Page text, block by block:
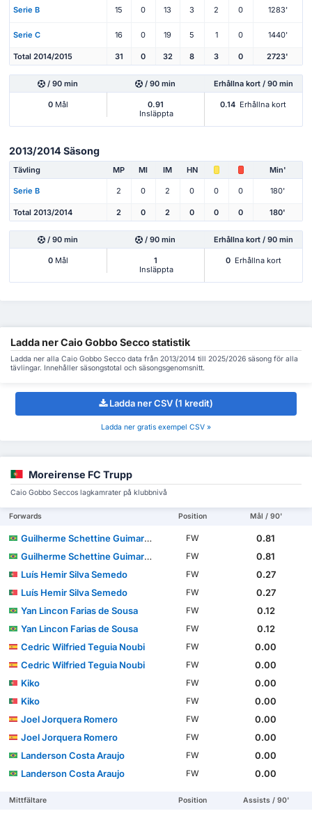
Serie B 15 0 13 3 2 0 1283'
Serie C 16 0 19 5 1 0 1440'
Total 2014/2015 31 0 32 8 3 0 2723'
/ 90 min / 90 min Erhållna kort / 90 min
0Mål
0.91
Insläppta
0.14 Erhållna kort
2013/2014 Säsong
Tävling MP Ml IM HN Min'
Serie B 2 0 2 0 0 0 180'
Total 2013/2014 2 0 2 0 0 0 180'
/ 90 min / 90 min Erhållna kort / 90 min
0Mål
1
Insläppta
0 Erhållna kort
Ladda ner Caio Gobbo Secco statistik
Ladda ner alla Caio Gobbo Secco data från 2013/2014 till 2025/2026 säsong för alla
tävlingar. Innehåller säsongstotal och säsongsgenomsnitt.
Ladda ner CSV (1 kredit)
Ladda ner gratis exempel CSV »
Moreirense FC Trupp
Caio Gobbo Seccos lagkamrater på klubbnivå
Forwards Position Mål / 90'
Guilherme Schettine Guimarães FW
0.81
Guilherme Schettine Guimarães
FW
0.81
Luís Hemir Silva Semedo
FW
0.27
Luís Hemir Silva Semedo
FW
0.27
Yan Lincon Farias de Sousa
FW
0.12
Yan Lincon Farias de Sousa
FW
0.12
Cedric Wilfried Teguia Noubi
FW
0.00
Cedric Wilfried Teguia Noubi
FW
0.00
Kiko
FW
0.00
Kiko
FW
0.00
Joel Jorquera Romero
FW
0.00
Joel Jorquera Romero
FW
0.00
Landerson Costa Araujo
FW
0.00
Landerson Costa Araujo
FW 0.00
Mittfältare Position Assists / 90'